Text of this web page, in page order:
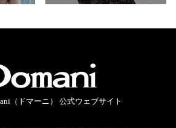
（ドマーニ） 公式ウェブサイト